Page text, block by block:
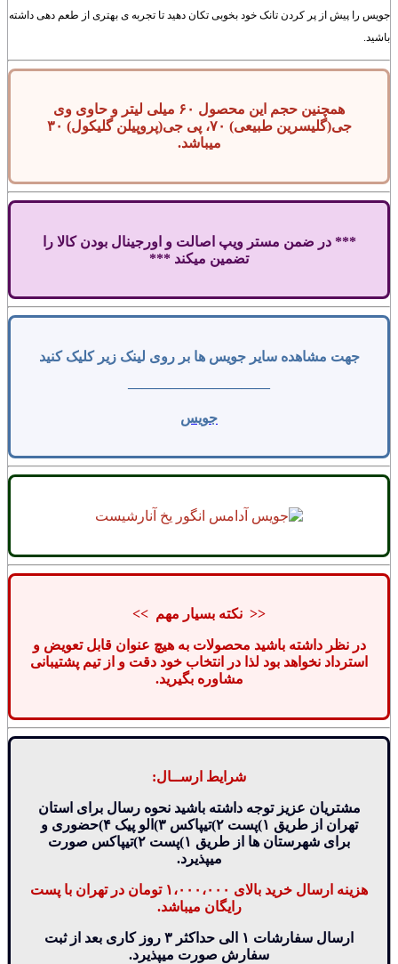
جویس را پیش از پر کردن تانک خود بخوبی تکان دهید تا تجربه ی بهتری از طعم دهی داشته
باشید.
همچنین حجم این محصول ۶۰ میلی لیتر و حاوی وی
جی(گلیسرین طبیعی) ۷۰، پی جی(پروپیلن گلیکول) ۳۰
میباشد.
*** در ضمن مستر ویپ اصالت و اورجینال بودن کالا را
تضمین میکند ***
جهت مشاهده سایر جویس ها بر روی لینک زیر کلیک کنید
——————————
جویس
<< نکته بسیار مهم >>
در نظر داشته باشید محصولات به هیچ عنوان قابل تعویض و
استرداد نخواهد بود لذا در انتخاب خود دقت و از تیم پشتیبانی
مشاوره بگیرید.
شرایط ارســال:
مشتریان عزیز توجه داشته باشید نحوه رسال برای استان
تهران از طریق ۱)پست ۲)تیپاکس ۳)الو پیک ۴)حضوری و
برای شهرستان ها از طریق ۱)پست ۲)تیپاکس صورت
میپذیرد.
هزینه ارسال خرید بالای ۱،۰۰۰،۰۰۰ تومان در تهران با پست
رایگان میباشد.
ارسال سفارشات ۱ الی حداکثر ۳ روز کاری بعد از ثبت
سفارش صورت میپذیرد.